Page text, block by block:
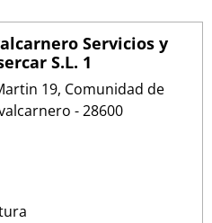
Servicios y
S.L. 1
19, Comunidad de
- 28600